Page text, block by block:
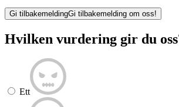
Gi tilbakemeldingGi tilbakemelding om oss!
Hvilken vurdering gir du
Ett